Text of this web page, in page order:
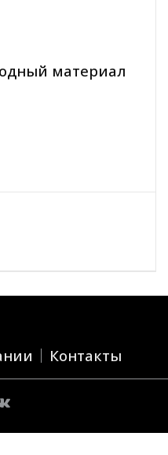
материал
Контакты